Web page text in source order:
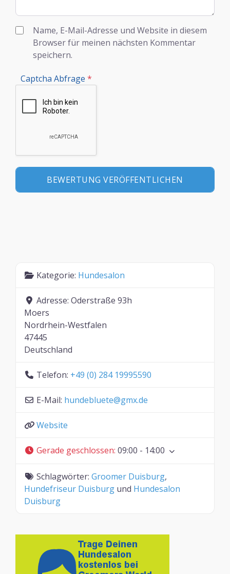
Name, E-Mail-Adresse und Website in diesem
Browser für meinen nächsten Kommentar
speichern.
Captcha Abfrage *
Kategorie: Hundesalon
Adresse: Oderstraße 93h
Moers
Nordrhein-Westfalen
47445
Deutschland
Telefon: +49 (0) 284 19995590
E-Mail: hundebluete@gmx.de
Website
Gerade geschlossen: 09:00 - 14:00
Schlagwörter: Groomer Duisburg,
Hundefriseur Duisburg und Hundesalon
Duisburg